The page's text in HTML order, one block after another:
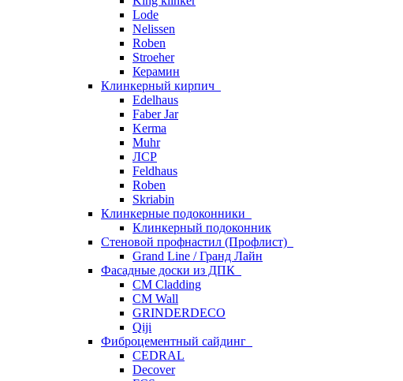
Lode
Nelissen
Roben
Stroeher
Керамин
Клинкерный кирпич
Edelhaus
Faber Jar
Kerma
Muhr
ЛСР
Feldhaus
Roben
Skriabin
Клинкерные подоконники
Клинкерный подоконник
Стеновой профнастил (Профлист)
Grand Line / Гранд Лайн
Фасадные доски из ДПК
CM Cladding
CM Wall
GRINDERDECO
Qiji
Фиброцементный сайдинг
CEDRAL
Decover